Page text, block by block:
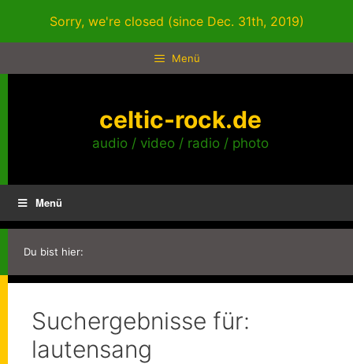
Sorry, we're closed (since Dec. 31th, 2019)
Menü
celtic-rock.de
audio / video / radio / photo
Menü
Du bist hier:
Suchergebnisse für:
lautensang